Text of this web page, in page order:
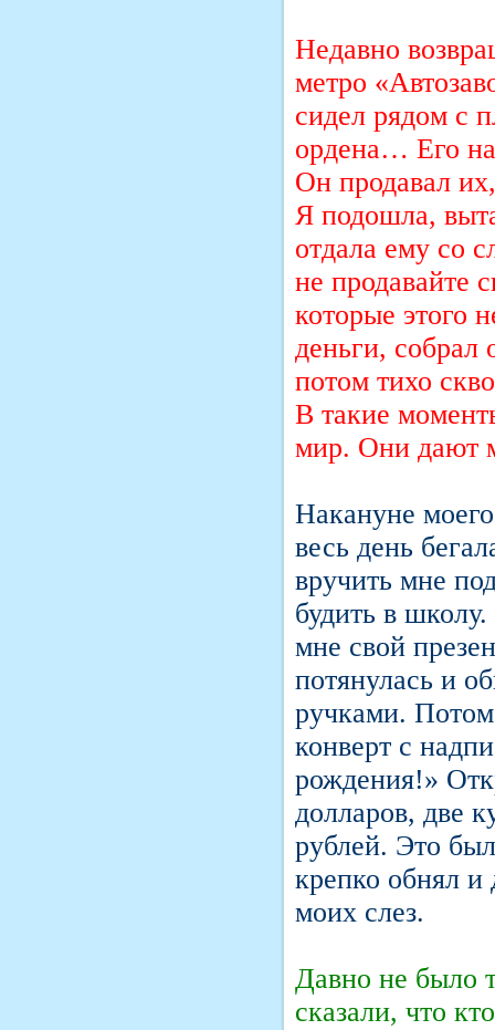
Недавно
метро
сидел рядом с
ордена… Его
Он продавал
Я подошла,
отдала ему со
не продавайте
которые этого
деньги, собрал
потом тихо
В такие
мир. Они дают
Накануне
весь день
вручить мне
будить в
мне свой
потянулась и
ручками. Потом
конверт с
рождения!»
долларов, две
рублей. Это
крепко обнял и
моих слез.
Давно не было
сказали, что